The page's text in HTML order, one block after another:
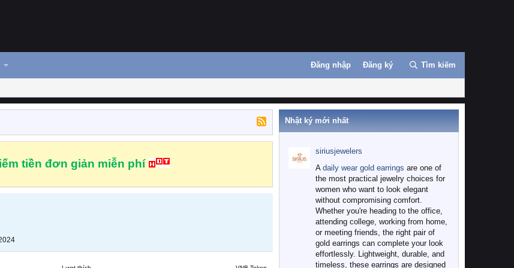
Đăng nhập Đăng ký Tìm kiếm
tiền đơn giản miễn phí
Nhật ký mới nhất
siriusjewelers
A daily wear gold earrings are one of
the most practical jewelry choices for
women who want to look elegant
without compromising comfort.
Whether you're heading to the office,
attending college, working from home,
or meeting friends, the right pair of
gold earrings can complete your look
effortlessly. Lightweight, durable, and
timeless, these earrings are designed